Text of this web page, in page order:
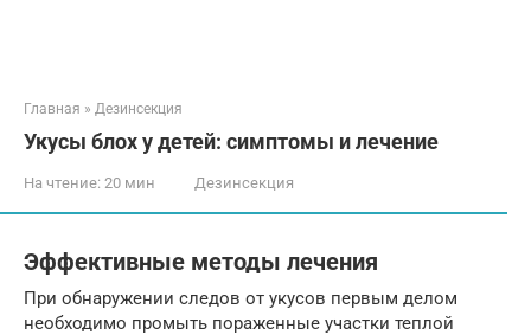
Главная » Дезинсекция
Укусы блох у детей: симптомы и лечение
На чтение: 20 мин Дезинсекция
Эффективные методы лечения
При обнаружении следов от укусов первым делом
необходимо промыть пораженные участки теплой